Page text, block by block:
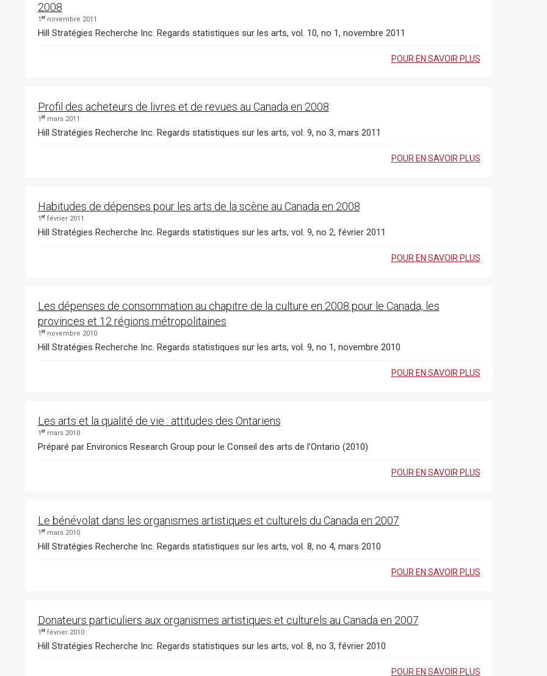
2008
1 ernovembre 2011
Hill Stratégies Recherche Inc. Regards statistiques sur les arts, vol. 10, no 1, novembre 2011
POUR EN SAVOIR PLUS
Profil des acheteurs de livres et de revues au Canada en 2008
1 ermars 2011
Hill Stratégies Recherche Inc. Regards statistiques sur les arts, vol. 9, no 3, mars 2011
POUR EN SAVOIR PLUS
Habitudes de dépenses pour les arts de la scène au Canada en 2008
1 erfévrier 2011
Hill Stratégies Recherche Inc. Regards statistiques sur les arts, vol. 9, no 2, février 2011
POUR EN SAVOIR PLUS
Les dépenses de consommation au chapitre de la culture en 2008 pour le Canada, les
provinces et 12 régions métropolitaines
1 ernovembre 2010
Hill Stratégies Recherche Inc. Regards statistiques sur les arts, vol. 9, no 1, novembre 2010
POUR EN SAVOIR PLUS
Les arts et la qualité de vie : attitudes des Ontariens
1 ermars 2010
Préparé par Environics Research Group pour le Conseil des arts de l’Ontario (2010)
POUR EN SAVOIR PLUS
Le bénévolat dans les organismes artistiques et culturels du Canada en 2007
1 ermars 2010
Hill Stratégies Recherche Inc. Regards statistiques sur les arts, vol. 8, no 4, mars 2010
POUR EN SAVOIR PLUS
Donateurs particuliers aux organismes artistiques et culturels au Canada en 2007
1 erfévrier 2010
Hill Stratégies Recherche Inc. Regards statistiques sur les arts, vol. 8, no 3, février 2010
POUR EN SAVOIR PLUS